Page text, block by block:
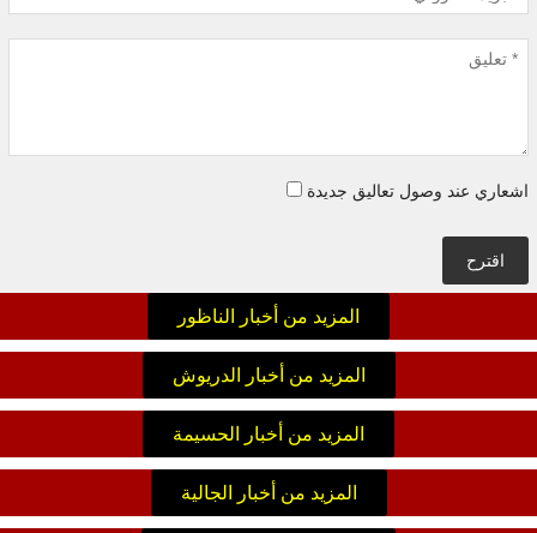
اشعاري عند وصول تعاليق جديدة
اقترح
المزيد من أخبار الناظور
المزيد من أخبار الدريوش
المزيد من أخبار الحسيمة
المزيد من أخبار الجالية